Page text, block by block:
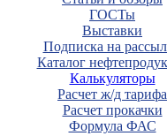
ГОСТы
Выставки
Подписка на
Каталог
Калькуляторы
Расчет ж/д тарифа
Расчет прокачки
Формула ФАС